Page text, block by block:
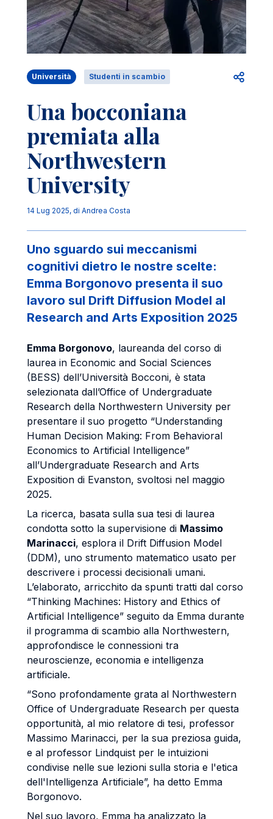
Università Studenti in scambio Apri
Una bocconiana
premiata alla
Northwestern
University
14 Lug 2025, di Andrea Costa
Uno sguardo sui meccanismi
cognitivi dietro le nostre scelte:
Emma Borgonovo presenta il suo
lavoro sul Drift Diffusion Model al
Research and Arts Exposition 2025
Emma Borgonovo, laureanda del corso di
laurea in Economic and Social Sciences
(BESS) dell’Università Bocconi, è stata
selezionata dall’Office of Undergraduate
Research della Northwestern University per
presentare il suo progetto “Understanding
Human Decision Making: From Behavioral
Economics to Artificial Intelligence”
all’Undergraduate Research and Arts
Exposition di Evanston, svoltosi nel maggio
2025.
La ricerca, basata sulla sua tesi di laurea
condotta sotto la supervisione di Massimo
Marinacci, esplora il Drift Diffusion Model
(DDM), uno strumento matematico usato per
descrivere i processi decisionali umani.
L’elaborato, arricchito da spunti tratti dal corso
“Thinking Machines: History and Ethics of
Artificial Intelligence” seguito da Emma durante
il programma di scambio alla Northwestern,
approfondisce le connessioni tra
neuroscienze, economia e intelligenza
artificiale.
“Sono profondamente grata al Northwestern
Office of Undergraduate Research per questa
opportunità, al mio relatore di tesi, professor
Massimo Marinacci, per la sua preziosa guida,
e al professor Lindquist per le intuizioni
condivise nelle sue lezioni sulla storia e l'etica
dell'Intelligenza Artificiale”, ha detto Emma
Borgonovo.
Nel suo lavoro, Emma ha analizzato la